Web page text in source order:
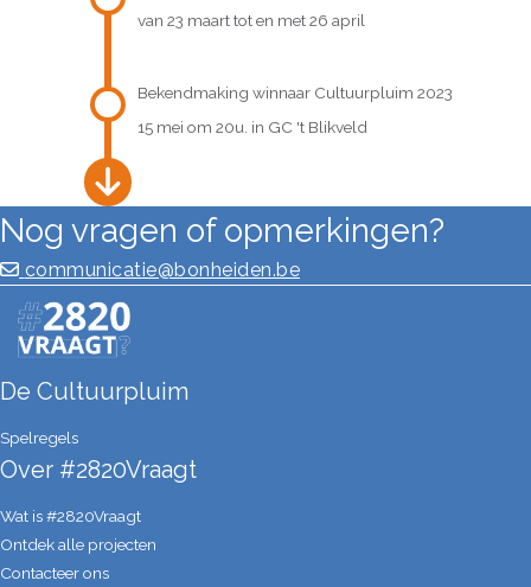
van 23 maart tot en met 26 april
Bekendmaking winnaar Cultuurpluim 2023
15 mei om 20u. in GC 't Blikveld
Nog vragen of opmerkingen?
communicatie@bonheiden.be
De Cultuurpluim
Spelregels
Over #2820Vraagt
Wat is #2820Vraagt
Ontdek alle projecten
Contacteer ons